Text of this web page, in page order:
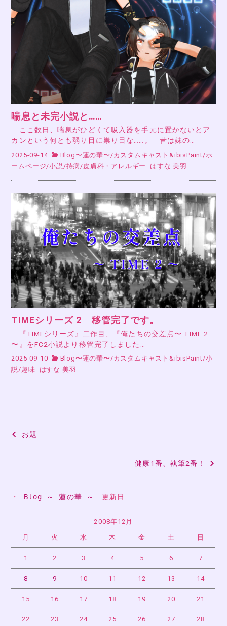
喘息と未完小説と……
ここ数日、喘息がひどくて吸入器を手元に置かないとア
カンという何とも弱り目に祟り目な……。 昔は妹の…
2025-09-14 Blog〜蓮の華〜 /カスタムキャスト&ibisPaint/ホ
ームページ/小説 /持病 / 皮膚科・アレルギー はすな 美羽
TIMEシリーズ 2 移管完了です。
『TIMEシリーズ』二作目、『俺たちの交差点〜 TIME 2
〜』をFC2小説より移管完了しました…
2025-09-10 Blog〜蓮の華〜/カスタムキャスト&ibisPaint/小
説/趣味 はすな 美羽
投
お題
健康1番、執筆2番！
・ Blog ～ 蓮の華 ～ 更新日
2008年12月
月 火 水 木 金 土 日
1 2 3 4 5 6 7
8 9 10 11 12 13 14
15 16 17 18 19 20 21
22 23 24 25 26 27 28